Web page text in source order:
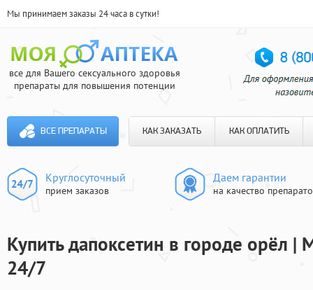
Мы принимаем заказы 24 часа в сутки!
все для Вашего сексуального здоровья
препараты для повышения потенции
ВСЕ ПРЕПАРАТЫ КАК ЗАКАЗАТЬ КАК ОПЛАТИТЬ
Круглосуточный
прием заказов
Даем гарантии
на качество
Купить дапоксетин в городе орёл |
24/7